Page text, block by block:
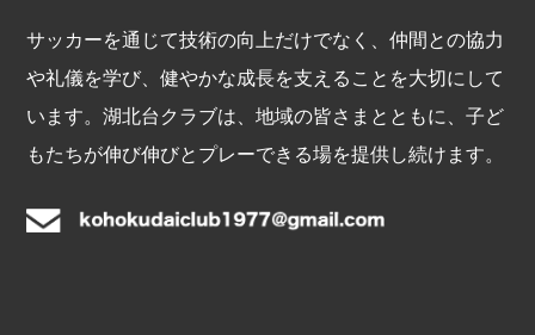
サッカーを通じて技術の向上だけでなく、仲間との協力
や礼儀を学び、健やかな成長を支えることを大切にして
います。湖北台クラブは、地域の皆さまとともに、子ど
もたちが伸び伸びとプレーできる場を提供し続けます。